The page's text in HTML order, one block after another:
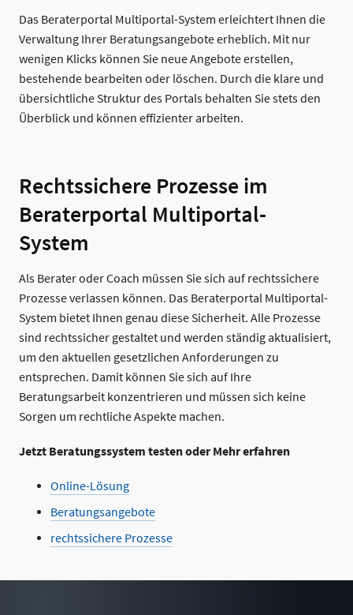
Das Beraterportal Multiportal-System erleichtert Ihnen die
Verwaltung Ihrer Beratungsangebote erheblich. Mit nur
wenigen Klicks können Sie neue Angebote erstellen,
bestehende bearbeiten oder löschen. Durch die klare und
übersichtliche Struktur des Portals behalten Sie stets den
Überblick und können effizienter arbeiten.
Rechtssichere Prozesse im
Beraterportal Multiportal-
System
Als Berater oder Coach müssen Sie sich auf rechtssichere
Prozesse verlassen können. Das Beraterportal Multiportal-
System bietet Ihnen genau diese Sicherheit. Alle Prozesse
sind rechtssicher gestaltet und werden ständig aktualisiert,
um den aktuellen gesetzlichen Anforderungen zu
entsprechen. Damit können Sie sich auf Ihre
Beratungsarbeit konzentrieren und müssen sich keine
Sorgen um rechtliche Aspekte machen.
Jetzt Beratungssystem testen oder Mehr erfahren
Online-Lösung
Beratungsangebote
rechtssichere Prozesse